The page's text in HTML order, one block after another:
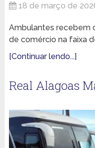
18 de março de
Ambulantes recebem
de comércio na faixa
[Continuar lendo...]
Real Alagoas